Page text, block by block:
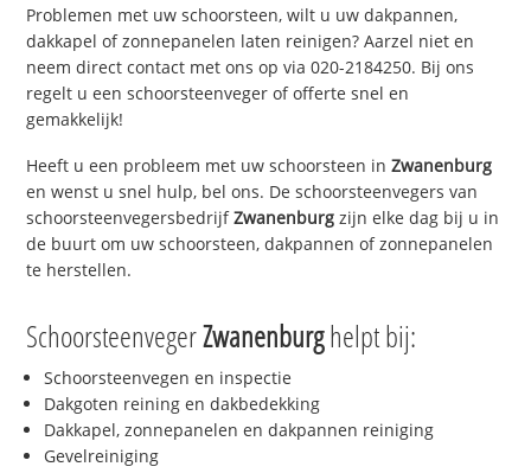
Problemen met uw schoorsteen, wilt u uw dakpannen,
dakkapel of zonnepanelen laten reinigen? Aarzel niet en
neem direct contact met ons op via 020-2184250. Bij ons
regelt u een schoorsteenveger of offerte snel en
gemakkelijk!
Heeft u een probleem met uw schoorsteen inZwanenburg
en wenst u snel hulp, bel ons. De schoorsteenvegers van
schoorsteenvegersbedrijfZwanenburg zijn elke dag bij u in
de buurt om uw schoorsteen, dakpannen of zonnepanelen
te herstellen.
SchoorsteenvegerZwanenburghelpt bij:
Schoorsteenvegen en inspectie
Dakgoten reining en dakbedekking
Dakkapel, zonnepanelen en dakpannen reiniging
Gevelreiniging